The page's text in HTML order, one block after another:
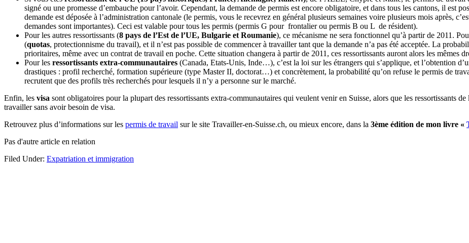
signé ou une promesse d’embauche pour l’avoir. Cependant, la demande de permis est encore obligatoire, et dans tous les cantons, il est
demande est déposée à l’administration cantonale (le permis, vous le recevrez en général plusieurs semaines voire plusieurs mois après,
demandes sont importantes). Ceci est valable pour tous les permis (permis G pour frontalier ou permis B ou L de résident).
Pour les autres ressortissants (8 pays de l’Est de l’UE, Bulgarie et Roumanie), ce mécanisme ne sera fonctionnel qu’à partir de 2011.
(quotas, protectionnisme du travail), et il n’est pas possible de commencer à travailler tant que la demande n’a pas été acceptée. La
prioritaires, même avec un contrat de travail en poche. Cette situation changera à partir de 2011, ces ressortissants auront alors les mêmes
Pour les ressortissants extra-communautaires (Canada, Etats-Unis, Inde…), c’est la loi sur les étrangers qui s’applique, et l’obtention
drastiques : profil recherché, formation supérieure (type Master II, doctorat…) et concrètement, la probabilité qu’on refuse le permis de
recrutent que des profils très recherchés pour lesquels il n’y a personne sur le marché.
Enfin, les visa sont obligatoires pour la plupart des ressortissants extra-communautaires qui veulent venir en Suisse, alors que les ressortissants
travailler sans avoir besoin de visa.
Retrouvez plus d’informations sur les permis de travail sur le site Travailler-en-Suisse.ch, ou mieux encore, dans la 3ème édition de mon livre «
Pas d'autre article en relation
Filed Under: Expatriation et immigration